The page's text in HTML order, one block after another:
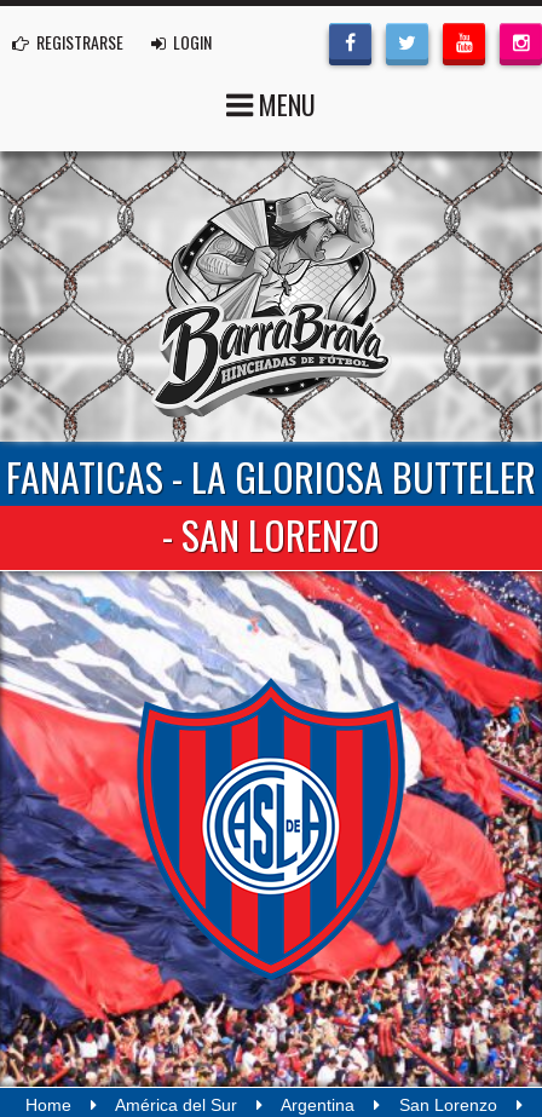
REGISTRARSE LOGIN
MENU
FANATICAS - LA GLORIOSA BUTTELER
- SAN LORENZO
Home América del Sur Argentina
San Lorenzo